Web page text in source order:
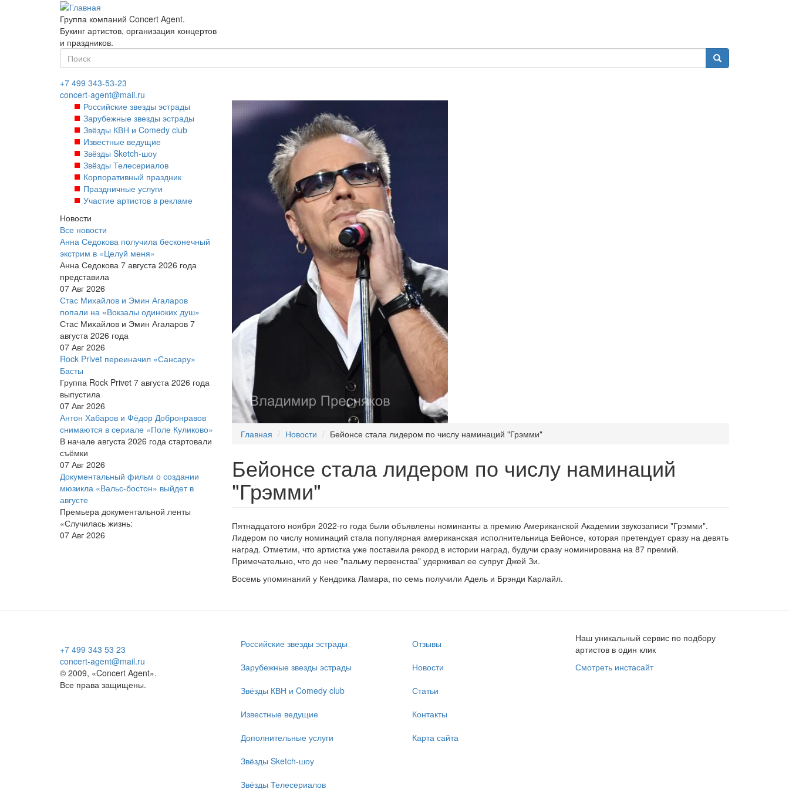
Группа компаний Concert Agent.
Букинг артистов, организация концертов
и праздников.
Форма
поиска
+7 499 343-53-23
concert-agent@mail.ru
Российские звезды эстрады
Зарубежные звезды эстрады
Звёзды КВН и Comedy club
Известные ведущие
Звёзды Sketch-шоу
Звёзды Телесериалов
Корпоративный праздник
Праздничные услуги
Участие артистов в рекламе
Новости
Все новости
Анна Седокова получила бесконечный
экстрим в «Целуй меня»
Анна Седокова 7 августа 2026 года
представила
07 Авг 2026
Стас Михайлов и Эмин Агаларов
попали на «Вокзалы одиноких душ»
Стас Михайлов и Эмин Агаларов 7
августа 2026 года
07 Авг 2026
Rock Privet переиначил «Сансару»
Басты
Группа Rock Privet 7 августа 2026 года
выпустила
07 Авг 2026
Антон Хабаров и Фёдор Добронравов
снимаются в сериале «Поле Куликово»
В начале августа 2026 года стартовали
съёмки
07 Авг 2026
Документальный фильм о создании
мюзикла «Вальс-бостон» выйдет в
августе
Премьера документальной ленты
«Случилась жизнь:
07 Авг 2026
Главная Новости Бейонсе стала лидером по числу наминаций "Грэмми"
Бейонсе стала лидером по числу наминаций
"Грэмми"
Пятнадцатого ноября 2022-го года были объявлены номинанты а премию Американской Академии звукозаписи "Грэмми".
Лидером по числу номинаций стала популярная американская исполнительница Бейонсе, которая претендует сразу на девять
наград. Отметим, что артистка уже поставила рекорд в истории наград, будучи сразу номинирована на 87 премий.
Примечательно, что до нее "пальму первенства" удерживал ее супруг Джей Зи.
Восемь упоминаний у Кендрика Ламара, по семь получили Адель и Брэнди Карлайл.
+7 499 343 53 23
concert-agent@mail.ru
© 2009, «Concert Agent».
Все права защищены.
Российские звезды эстрады
Зарубежные звезды эстрады
Звёзды КВН и Comedy club
Известные ведущие
Дополнительные услуги
Звёзды Sketch-шоу
Звёзды Телесериалов
Отзывы
Новости
Статьи
Контакты
Карта сайта
Наш уникальный сервис по подбору
артистов в один клик
Смотреть инстасайт